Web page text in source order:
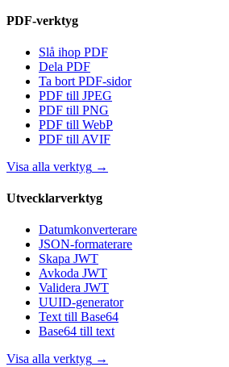
PDF-verktyg
Slå ihop PDF
Dela PDF
Ta bort PDF-sidor
PDF till JPEG
PDF till PNG
PDF till WebP
PDF till AVIF
Visa alla verktyg →
Utvecklarverktyg
Datumkonverterare
JSON-formaterare
Skapa JWT
Avkoda JWT
Validera JWT
UUID-generator
Text till Base64
Base64 till text
Visa alla verktyg →